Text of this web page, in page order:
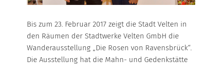
ÜBERSICHT
Marktpartner
Netzanschluss
Bis zum 23. Februar 2017 zeigt die Stadt Velten in
den Räumen der Stadtwerke Velten GmbH die
Wanderausstellung „Die Rosen von Ravensbrück“.
Die Ausstellung hat die Mahn- und Gedenkstätte